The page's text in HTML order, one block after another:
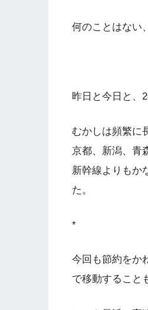
何のことはない
昨日と今日と、
むかしは頻繁に
京都、新潟、青
新幹線よりもか
た。
*
今回も節約をか
で移動すること